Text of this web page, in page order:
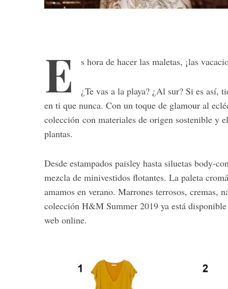
E s hora de hacer las maletas, ¡las
¿Te vas a la playa? ¿Al sur? Si es así,
en ti que nunca. Con un toque de glamour al
colección con materiales de origen sostenible y
plantas.
Desde estampados paisley hasta siluetas body-
mezcla de minivestidos flotantes. La paleta
amamos en verano. Marrones terrosos, cremas,
colección H&M Summer 2019 ya está
web online.